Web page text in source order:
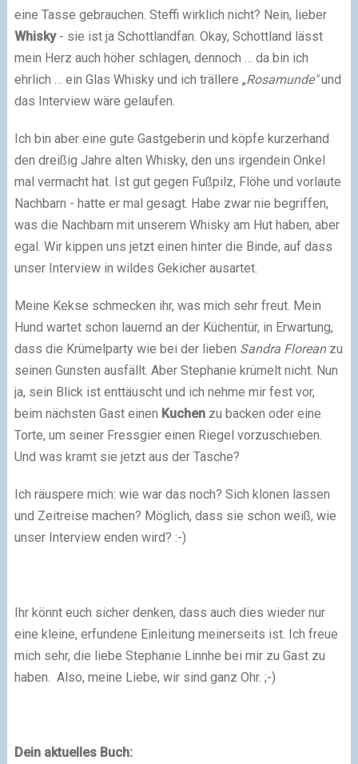
eine Tasse gebrauchen. Steffi wirklich nicht? Nein, lieber
Whisky- sie ist ja Schottlandfan. Okay, Schottland lässt
mein Herz auch höher schlagen, dennoch … da bin ich
ehrlich … ein Glas Whisky und ich trällere „Rosamunde"und
das Interview wäre gelaufen.
Ich bin aber eine gute Gastgeberin und köpfe kurzerhand
den dreißig Jahre alten Whisky, den uns irgendein Onkel
mal vermacht hat. Ist gut gegen Fußpilz, Flöhe und vorlaute
Nachbarn - hatte er mal gesagt. Habe zwar nie begriffen,
was die Nachbarn mit unserem Whisky am Hut haben, aber
egal. Wir kippen uns jetzt einen hinter die Binde, auf dass
unser Interview in wildes Gekicher ausartet.
Meine Kekse schmecken ihr, was mich sehr freut. Mein
Hund wartet schon lauernd an der Küchentür, in Erwartung,
dass die Krümelparty wie bei der lieben Sandra Floreanzu
seinen Gunsten ausfällt. Aber Stephanie krümelt nicht. Nun
ja, sein Blick ist enttäuscht und ich nehme mir fest vor,
beim nächsten Gast einen Kuchenzu backen oder eine
Torte, um seiner Fressgier einen Riegel vorzuschieben.
Und was kramt sie jetzt aus der Tasche?
Ich räuspere mich: wie war das noch? Sich klonen lassen
und Zeitreise machen? Möglich, dass sie schon weiß, wie
unser Interview enden wird? :-)
Ihr könnt euch sicher denken, dass auch dies wieder nur
eine kleine, erfundene Einleitung meinerseits ist. Ich freue
mich sehr, die liebe Stephanie Linnhe bei mir zu Gast zu
haben. Also, meine Liebe, wir sind ganz Ohr. ;-)
Dein aktuelles Buch: